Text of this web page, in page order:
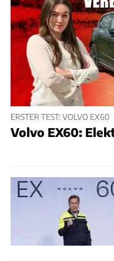
ERSTER TEST: VOLVO EX60
Volvo EX60: